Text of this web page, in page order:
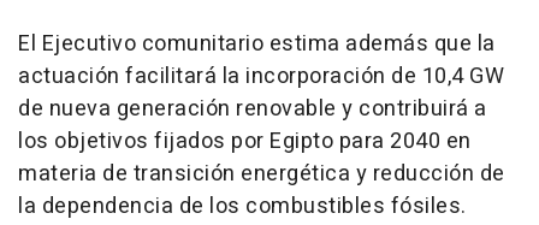
El Ejecutivo comunitario estima además que la
actuación facilitará la incorporación de 10,4 GW
de nueva generación renovable y contribuirá a
los objetivos fijados por Egipto para 2040 en
materia de transición energética y reducción de
la dependencia de los combustibles fósiles.